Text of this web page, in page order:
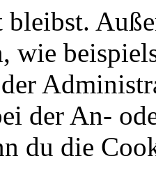
bleibst.
wie
der An-
du die